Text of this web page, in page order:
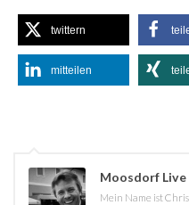
twittern
mitteilen
Moosdorf Live
Mein Name ist